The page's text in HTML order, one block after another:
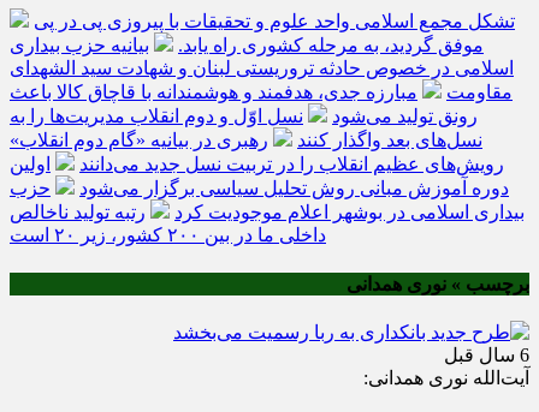
تشکل مجمع اسلامی واحد علوم و تحقیقات با پیروزی پی در پی
موفق گردید، به مرحله کشوری راه یابد.
بیانیه حزب بیداری
اسلامی در خصوص حادثه تروریستی لبنان و شهادت سید الشهدای
مقاومت
مبارزه جدی، هدفمند و هوشمندانه با قاچاق کالا باعث
رونق تولید می‌شود
نسل اوّل و دوم انقلاب مدیریت‌ها را به
نسل‌های بعد واگذار کنند
رهبری در بیانیه «گام دوم انقلاب»
رویش‌های عظیم انقلاب را در تربیت نسل جدید می‌دانند
اولین
دوره آموزش مبانی روش تحلیل سیاسی برگزار می‌شود
حزب
بیداری اسلامی در بوشهر اعلام موجودیت کرد
رتبه تولید ناخالص
داخلی ما در بین ۲۰۰ کشور، زیر ۲۰ است
برچسب » نوری همدانی
6 سال قبل
آیت‌الله نوری همدانی: